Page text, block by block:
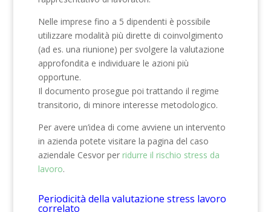
Nelle imprese fino a 5 dipendenti è possibile
utilizzare modalità più dirette di coinvolgimento
(ad es. una riunione) per svolgere la valutazione
approfondita e individuare le azioni più
opportune.
Il documento prosegue poi trattando il regime
transitorio, di minore interesse metodologico.
Per avere un’idea di come avviene un intervento
in azienda potete visitare la pagina del caso
aziendale Cesvor perridurre il rischio stress da
lavoro.
Periodicità della valutazione stress lavoro
correlato